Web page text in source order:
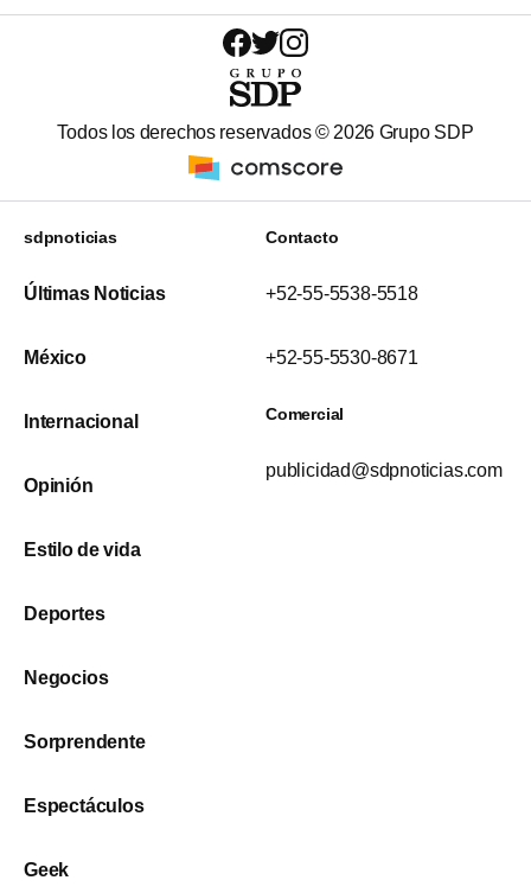
Todos los derechos reservados © 2026 Grupo SDP
sdpnoticias
Últimas Noticias
México
Internacional
Opinión
Estilo de vida
Deportes
Negocios
Sorprendente
Espectáculos
Geek
Contacto
+52-55-5538-5518
+52-55-5530-8671
Comercial
publicidad@sdpnoticias.com